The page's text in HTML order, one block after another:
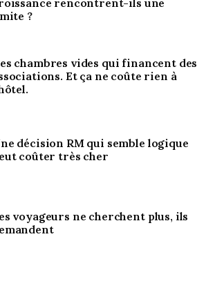
rencontrent-ils une
?
chambres vides qui financent des
Et ça ne coûte rien à
décision RM qui semble logique
coûter très cher
voyageurs ne cherchent plus, ils